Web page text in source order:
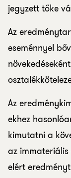
jegyzett tőke
Az
eseménnyel
Az
ekhez
kimutatni a
az immateriális
elért